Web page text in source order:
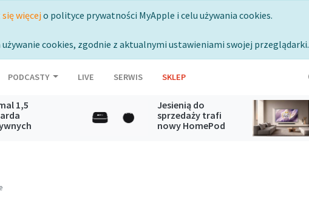
więcej o polityce prywatności MyApple i celu używania cookies.
cookies, zgodnie z aktualnymi ustawieniami swojej przeglądarki.
PODCASTY LIVE SERWIS SKLEP
1,5
Jesienią do
sprzedaży trafi
nowy HomePod